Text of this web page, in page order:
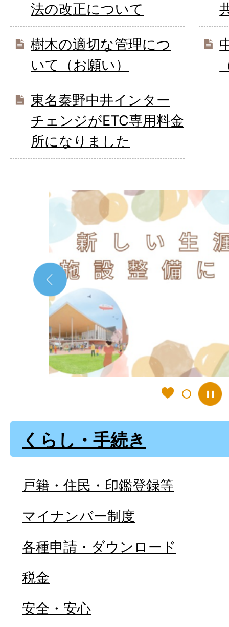
法の改正について
樹木の適切な管理につ
いて（お願い）
東名秦野中井インター
チェンジがETC専用料金
所になりました
2
枚
目
の
ス
ラ
イ
ド
くらし・手続き
戸籍・住民・印鑑登録等
マイナンバー制度
各種申請・ダウンロード
税金
安全・安心